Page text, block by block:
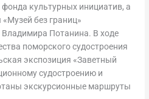
культурных инициатив, а
без границ»
Владимира Потанина. В ходе
поморского судостроения
экспозиция «Заветный
судостроению и
экскурсионные маршруты